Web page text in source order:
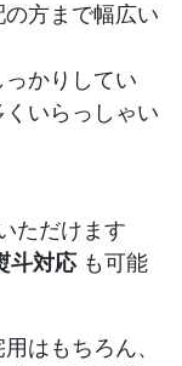
方まで幅広い
っかりしてい
いらっしゃい
ただけます
斗対応も可能
はもちろん、